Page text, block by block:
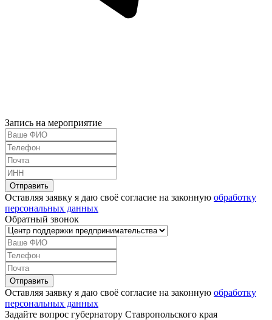
Запись на мероприятие
Оставляя заявку я даю своё согласие на законную обработку
персональных данных
Обратный звонок
Оставляя заявку я даю своё согласие на законную обработку
персональных данных
Задайте вопрос губернатору Ставропольского края